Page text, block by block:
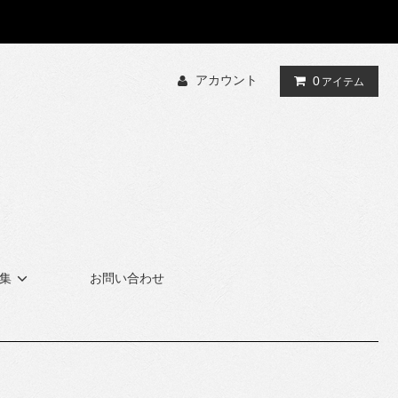
アカウント 0 アイテム
お問い合わせ